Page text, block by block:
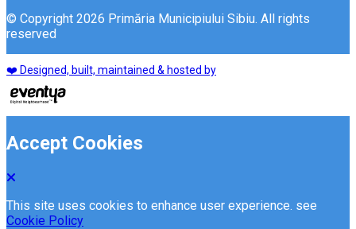
© Copyright 2026 Primăria Municipiului Sibiu. All rights
reserved
❤️ Designed, built, maintained & hosted by
Accept Cookies
This site uses cookies to enhance user experience. see
Cookie Policy